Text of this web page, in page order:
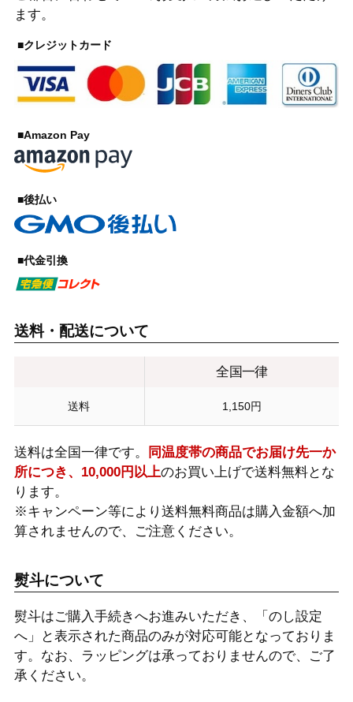
ます。
■クレジットカード
■Amazon Pay
■後払い
■代金引換
送料・配送について
全国一律
送料 1,150円
送料は全国一律です。
同温度帯の商品でお届け先一か
所につき、10,000円以上のお買い上げで送料無料とな
ります。
※キャンペーン等により送料無料商品は購入金額へ加
算されませんので、ご注意ください。
熨斗について
熨斗はご購入手続きへお進みいただき、「のし設定
へ」と表示された商品のみが対応可能となっておりま
す。なお、ラッピングは承っておりませんので、ご了
承ください。